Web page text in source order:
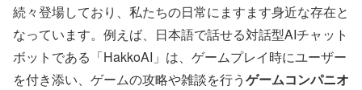
続々登場しており、私たちの日常にますます身近な存在と
なっています。例えば、日本語で話せる対話型AIチャット
ボットである「HakkoAI」は、ゲームプレイ時にユーザー
を付き添い、ゲームの攻略や雑談を行うゲームコンパニオ